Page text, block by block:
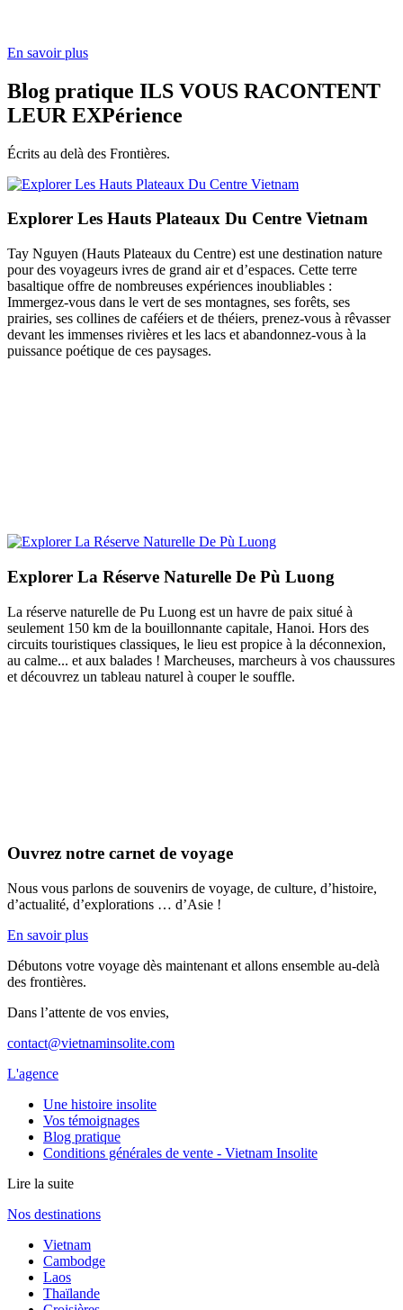
En savoir plus
Blog pratique ILS VOUS RACONTENT
LEUR EXPérience
Écrits au delà des Frontières.
Explorer Les Hauts Plateaux Du Centre Vietnam
Tay Nguyen (Hauts Plateaux du Centre) est une destination nature
pour des voyageurs ivres de grand air et d’espaces. Cette terre
basaltique offre de nombreuses expériences inoubliables :
Immergez-vous dans le vert de ses montagnes, ses forêts, ses
prairies, ses collines de caféiers et de théiers, prenez-vous à rêvasser
devant les immenses rivières et les lacs et abandonnez-vous à la
puissance poétique de ces paysages.
Explorer La Réserve Naturelle De Pù Luong
La réserve naturelle de Pu Luong est un havre de paix situé à
seulement 150 km de la bouillonnante capitale, Hanoi. Hors des
circuits touristiques classiques, le lieu est propice à la déconnexion,
au calme... et aux balades ! Marcheuses, marcheurs à vos chaussures
et découvrez un tableau naturel à couper le souffle.
Ouvrez notre carnet de voyage
Nous vous parlons de souvenirs de voyage, de culture, d’histoire,
d’actualité, d’explorations … d’Asie !
En savoir plus
Débutons votre voyage dès maintenant et allons ensemble au-delà
des frontières.
Dans l’attente de vos envies,
contact@vietnaminsolite.com
L'agence
Une histoire insolite
Vos témoignages
Blog pratique
Conditions générales de vente - Vietnam Insolite
Lire la suite
Nos destinations
Vietnam
Cambodge
Laos
Thaïlande